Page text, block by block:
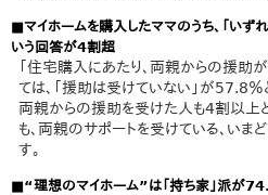
■マイホームを購入したママのうち、「い
いう回答が4割超
「住宅購入にあたり、両親からの援助
ては、「援助は受けていない」が57.8
両親からの援助を受けた人も4割以上
も、両親のサポートを受けている、い
す。
■“理想のマイホーム”は「持ち家」派が